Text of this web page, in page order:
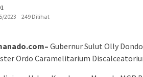
2023
249 Dilihat
Gubernur Sulut Olly
Ordo Caramelitarium